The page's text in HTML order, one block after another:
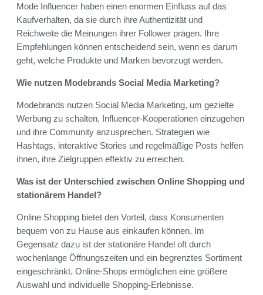
Mode Influencer haben einen enormen Einfluss auf das
Kaufverhalten, da sie durch ihre Authentizität und
Reichweite die Meinungen ihrer Follower prägen. Ihre
Empfehlungen können entscheidend sein, wenn es darum
geht, welche Produkte und Marken bevorzugt werden.
Wie nutzen Modebrands Social Media Marketing?
Modebrands nutzen Social Media Marketing, um gezielte
Werbung zu schalten, Influencer-Kooperationen einzugehen
und ihre Community anzusprechen. Strategien wie
Hashtags, interaktive Stories und regelmäßige Posts helfen
ihnen, ihre Zielgruppen effektiv zu erreichen.
Was ist der Unterschied zwischen Online Shopping und
stationärem Handel?
Online Shopping bietet den Vorteil, dass Konsumenten
bequem von zu Hause aus einkaufen können. Im
Gegensatz dazu ist der stationäre Handel oft durch
wochenlange Öffnungszeiten und ein begrenztes Sortiment
eingeschränkt. Online-Shops ermöglichen eine größere
Auswahl und individuelle Shopping-Erlebnisse.